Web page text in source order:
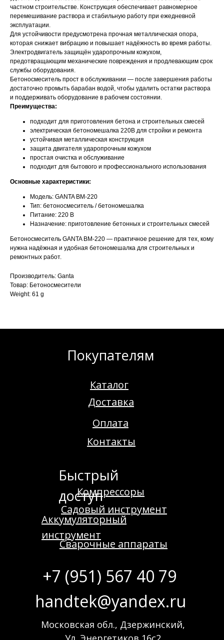
частном строительстве. Конструкция обеспечивает равномерное
перемешивание раствора и стабильную работу при ежедневной
эксплуатации.
Для устойчивости предусмотрена прочная металлическая опора,
которая снижает вибрацию и повышает надёжность во время работы.
Электродвигатель защищён ударопрочным кожухом,
предотвращающим механические повреждения и продлевающим срок
службы оборудования.
Бетоносмеситель прост в обслуживании — после завершения работы
достаточно промыть барабан водой, чтобы удалить остатки раствора
и поддерживать оборудование в рабочем состоянии.
Преимущества:
подходит для приготовления бетона и строительных смесей
электрическая бетономешалка 220В для стройки и ремонта
устойчивая металлическая конструкция
защита двигателя ударопрочным кожухом
простая очистка и обслуживание
подходит для бытового и профессионального использования
Основные характеристики:
Модель: GANTA BM-220
Тип: бетоносмеситель / бетономешалка
Питание: 220 В
Назначение: приготовление бетонных и строительных смесей
Бетоносмеситель GANTA BM-220 — практичное решение для тех, кому
нужна надёжная и удобная бетономешалка для строительных и
ремонтных работ.
Производитель: Ganta
Товар: Бетоносмесители
Weight: 61 g
Покупателям
Быстрый
доступ
Аккумуляторный
инструмент
Сварочные аппараты
Садовый инструмент
Компрессоры
Каталог
Доставка
Оплата
Контакты
+7 (951) 567 40 79
handtek@yandex.ru
Московская обл., Дзержинский,